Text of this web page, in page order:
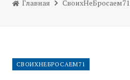
Главная СвоихНеБросаем71
СВОИХНЕБРОСАЕМ71